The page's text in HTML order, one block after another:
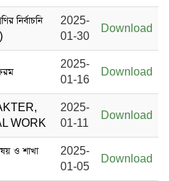
নির্বাচনি
2025-
01-30
Download
2025-
01-16
Download
WORK
2025-
01-11
Download
ও শাখা
2025-
01-05
Download